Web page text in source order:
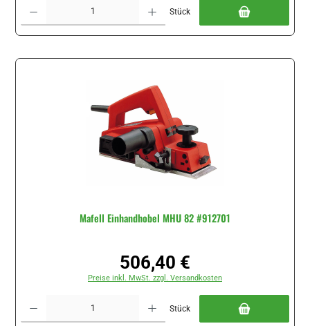
Stück
Mafell Einhandhobel MHU 82 #912701
Regulärer Preis:
506,40 €
Preise inkl. MwSt. zzgl. Versandkosten
Stück